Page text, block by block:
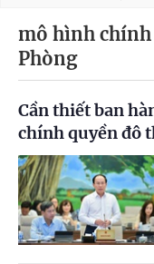
mô hình chính
Phòng
Cần thiết ban
chính quyền đô